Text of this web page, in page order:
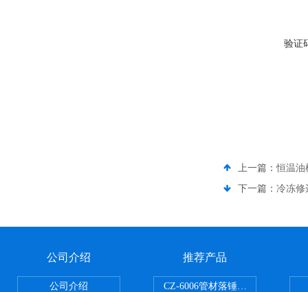
验证
上一篇：恒温油
下一篇： 冷冻修
公司介绍
公司介绍
推荐产品
CZ-6006管材落锤冲击试验机